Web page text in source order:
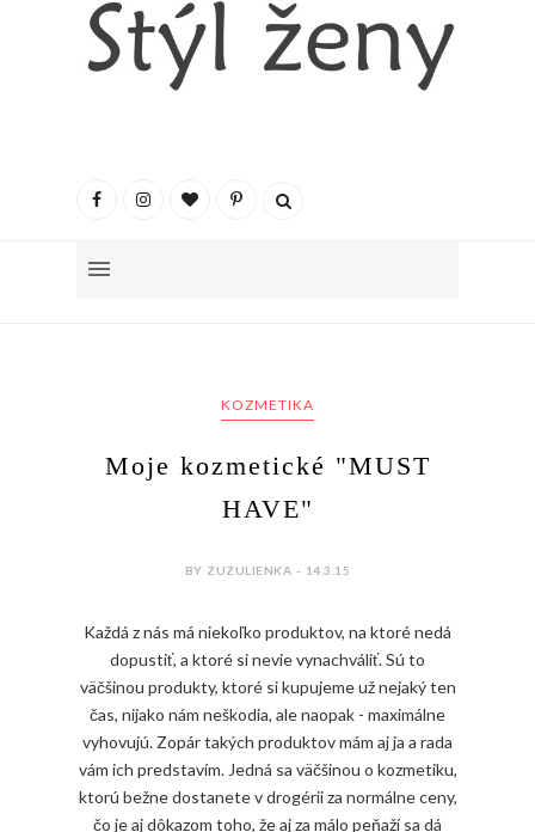
KOZMETIKA
Moje kozmetické "MUST
HAVE"
BY ZUZULIENKA - 14.3.15
Každá z nás má niekoľko produktov, na ktoré nedá
dopustiť, a ktoré si nevie vynachváliť. Sú to
väčšinou produkty, ktoré si kupujeme už nejaký ten
čas, nijako nám neškodia, ale naopak - maximálne
vyhovujú. Zopár takých produktov mám aj ja a rada
vám ich predstavím. Jedná sa väčšinou o kozmetiku,
ktorú bežne dostanete v drogérii za normálne ceny,
čo je aj dôkazom toho, že aj za málo peňaží sa dá